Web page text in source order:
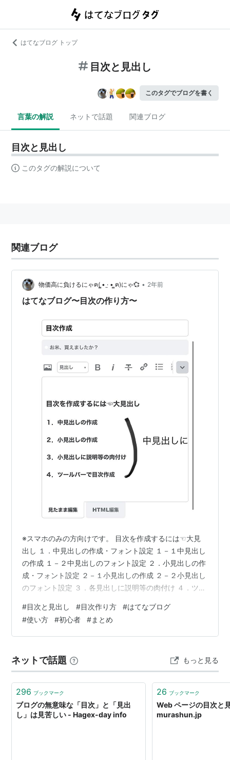
はてなブログ トップ
目次と見出し
このタグでブログを書く
言葉の解説 ネットで話題 関連ブログ
目次と見出し
このタグの解説について
関連ブログ
物価高に負けるにゃฅ( ̳• ·̫ • ̳ฅ)にゃ💞 • 2年前
はてなブログ〜目次の作り方〜
※スマホのみの方向けです。 目次を作成するには☜大見
出し １．中見出しの作成・フォント設定 １－１中見出し
の作成 １－２中見出しのフォント設定 ２．小見出しの作
成・フォント設定 ２－１小見出しの作成 ２－２小見出し
のフォント設定 ３．各見出しに説明等の肉付け ４．ツー
見出しの作成・フォント設定 １－１中見出しの作成 目次
を作成するに当たって、項目を少なくし過ぎると一項目
の内容量が多くなり、読みづらくなります。 ステップ毎
う。（1-2の後に画像あり） １－２中見出しのフォント設
定 中見出しの項…
#目次と見出し #目次作り方 #はてなブログ
#使い方 #初心者 #まとめ
ネットで話題 もっと見る
296 ブックマーク
ブログの無意味な「目次」と「見出
し」は見苦しい - Hagex-day info
26 ブックマーク
Web ページの目次と
murashun.jp